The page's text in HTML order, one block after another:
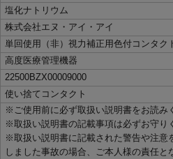
塩化ナトリウム
株式会社エヌ・アイ・アイ
単回使用（非）視力補正用色付コンタク
高度医療管理機器
22500BZX00009000
使い捨てコンタクト
※ご使用前に必ず取扱い説明書をお読み
※取扱い説明書の記載事項は必ずお守り
※取扱い説明書に記載された警告や注意
しました事故の場合、ご本人様の責任と